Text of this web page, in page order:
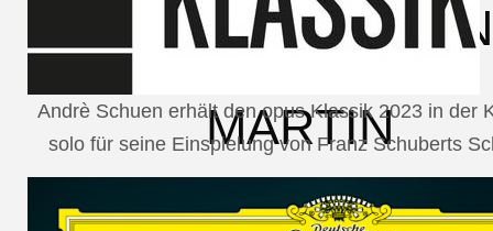
SCHUMANN
MARTIN
SCHUMANN,
Andrè Schuen erhält den opus Klassik 2023 in der
solo für seine Einspielung von Franz Schuberts